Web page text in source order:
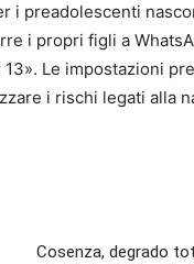
i preadolescenti
i propri figli a
Le impostazioni
i rischi legati alla
Cosenza, degrado